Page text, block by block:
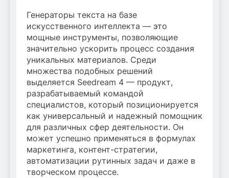
Генераторы текста на базе
искусственного интеллекта — это
мощные инструменты, позволяющие
значительно ускорить процесс создания
уникальных материалов. Среди
множества подобных решений
выделяется Seedream 4 — продукт,
разрабатываемый командой
специалистов, который позиционируется
как универсальный и надежный помощник
для различных сфер деятельности. Он
может успешно применяться в формулах
маркетинга, контент-стратегии,
автоматизации рутинных задач и даже в
творческом процессе.